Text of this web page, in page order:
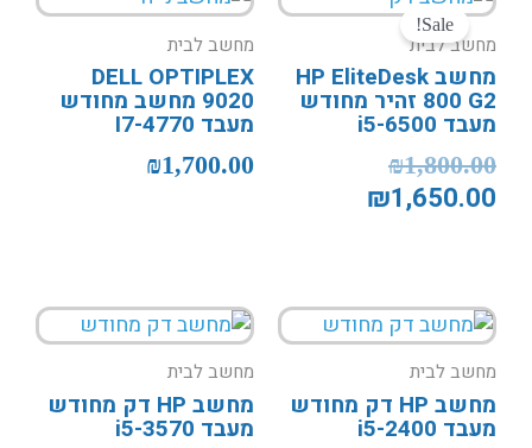
Sale!
מחשב לבית
מחשב HP EliteDesk
800 G2 זהיר מחודש
מעבד i5-6500
₪1,800.00
המקורי
היה:
₪1,800.00.
₪1,650.00
הנוכחי
הוא:
₪1,650.00.
מחשב לבית
DELL OPTIPLEX
9020 מחשב מחודש
מעבד I7-4770
₪1,700.00
מחשב לבית
מחשב HP דק מחודש
מעבד i5-2400
מחשב לבית
מחשב HP דק מחודש
מעבד i5-3570